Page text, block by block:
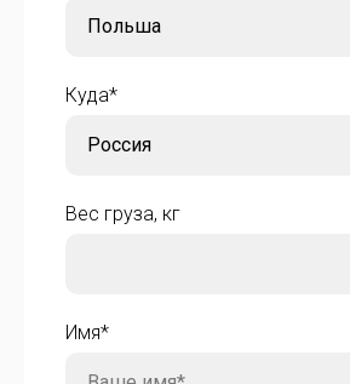
Куда*
Вес груза, кг
Имя*